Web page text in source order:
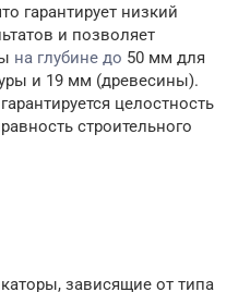
гарантирует низкий
и позволяет
на глубине до 50 мм для
и 19 мм (древесины).
целостность
строительного
зависящие от типа